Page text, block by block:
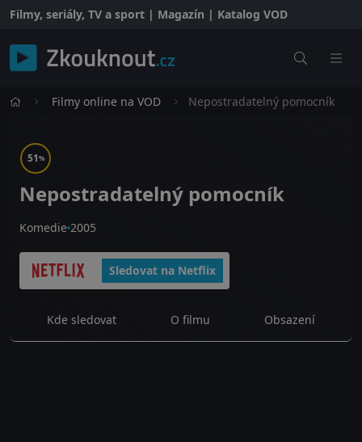
Filmy, seriály, TV a sport | Magazín | Katalog VOD
Filmy online na VOD Nepostradatelný pomocník
51%
Nepostradatelný pomocník
Komedie 2005
Sledovat na Netflix
Kde sledovat O filmu Obsazení